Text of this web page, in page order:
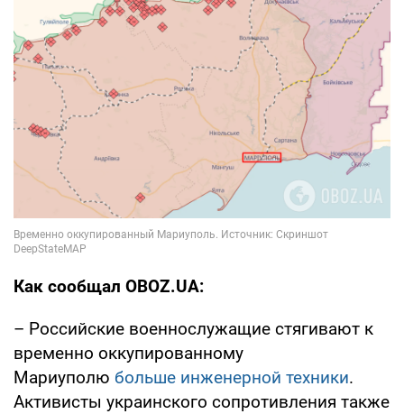
Как сообщал OBOZ.UA:
– Российские военнослужащие стягивают к
временно оккупированному
Мариуполю больше инженерной техники.
Активисты украинского сопротивления также